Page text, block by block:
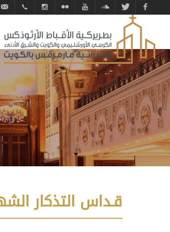
بوك
تويتر
كلاود
kw.net
قـداس التذكار